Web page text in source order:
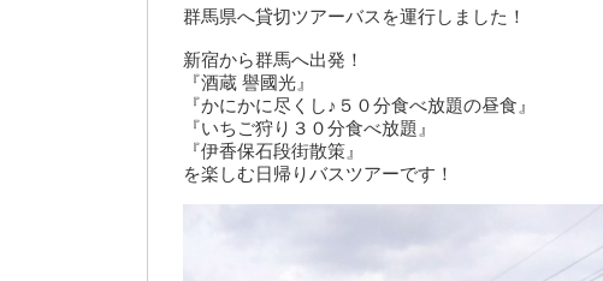
群馬県へ貸切ツアーバスを運行しました！
新宿から群馬へ出発！
『酒蔵 譽國光』
『かにかに尽くし♪５０分食べ放題の昼食』
『いちご狩り３０分食べ放題』
『伊香保石段街散策』
を楽しむ日帰りバスツアーです！